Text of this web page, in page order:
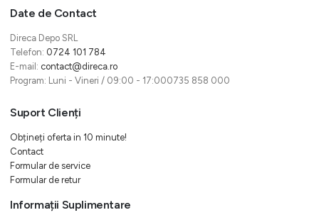
Date de Contact
Direca Depo SRL
Telefon: 0724 101 784
E-mail: contact@direca.ro
Program: Luni - Vineri / 09:00 - 17:000735 858 000
Suport Clienți
Obțineți oferta in 10 minute!
Contact
Formular de service
Formular de retur
Informații Suplimentare